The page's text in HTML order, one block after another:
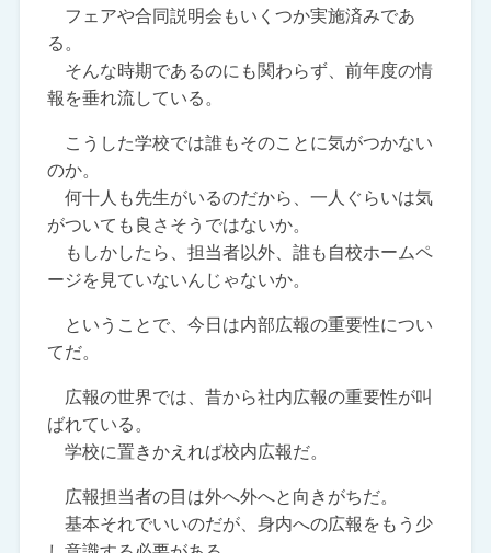
フェアや合同説明会もいくつか実施済みであ
る。
そんな時期であるのにも関わらず、前年度の情
報を垂れ流している。
こうした学校では誰もそのことに気がつかない
のか。
何十人も先生がいるのだから、一人ぐらいは気
がついても良さそうではないか。
もしかしたら、担当者以外、誰も自校ホームペ
ージを見ていないんじゃないか。
ということで、今日は内部広報の重要性につい
てだ。
広報の世界では、昔から社内広報の重要性が叫
ばれている。
学校に置きかえれば校内広報だ。
広報担当者の目は外へ外へと向きがちだ。
基本それでいいのだが、身内への広報をもう少